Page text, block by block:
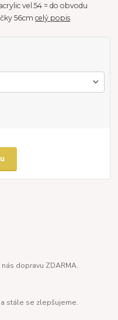
vel.54 = do obvodu
56cmcelý popis
dopravu ZDARMA.
stále se zlepšujeme.